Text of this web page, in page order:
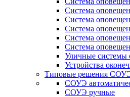
Система
Система
Система
Система
Система
Уличные системы
Устройства
Типовые решения
СОУЭ
СОУЭ ручные